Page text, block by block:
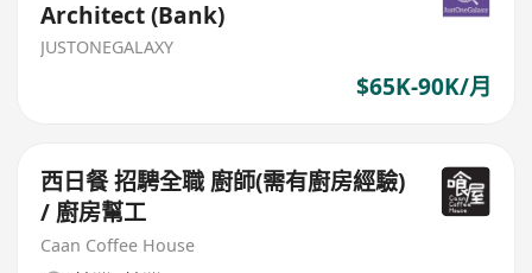
Architect (Bank)
JUSTONEGALAXY
$65K-90K/月
西日餐 招騁全職 廚師(需有廚房經驗)
/ 廚房幫工
Caan Coffee House